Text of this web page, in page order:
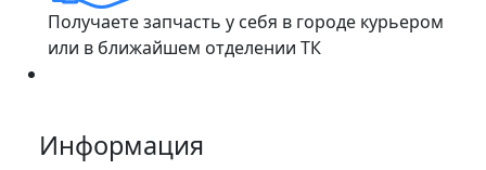
Получаете запчасть у себя в городе курьером
или в ближайшем отделении ТК
Информация